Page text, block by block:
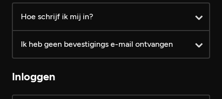
Profielen bekijken
FotoZapper gebruiken
Verzonden berichten altijd
Hoe schrijf ik mij in?
Ik heb geen bevestigings e-mail ontvangen
Inloggen